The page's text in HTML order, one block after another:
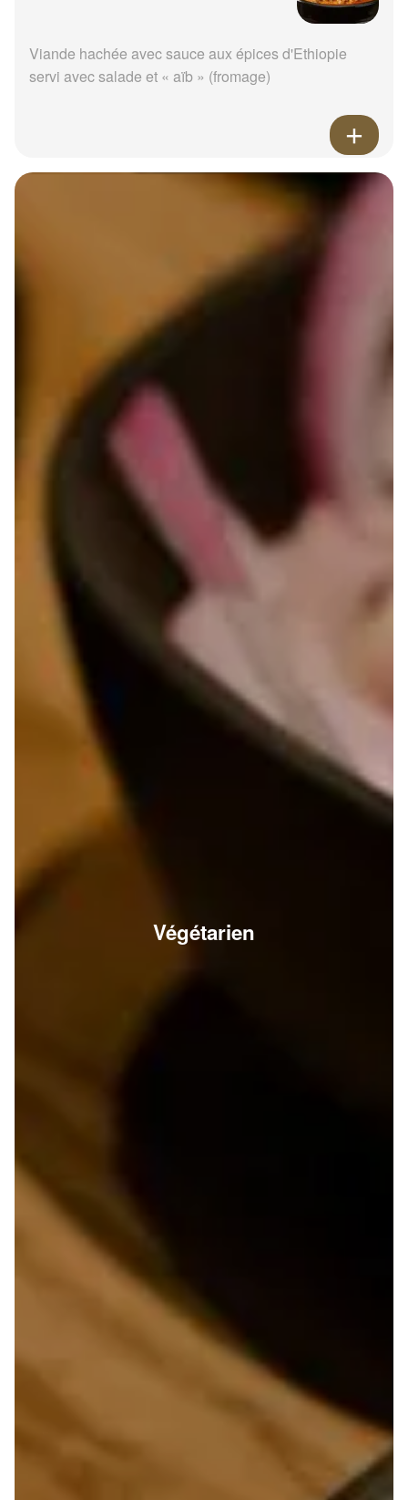
Viande hachée avec sauce aux épices d'Ethiopie
servi avec salade et « aïb » (fromage)
Végétarien